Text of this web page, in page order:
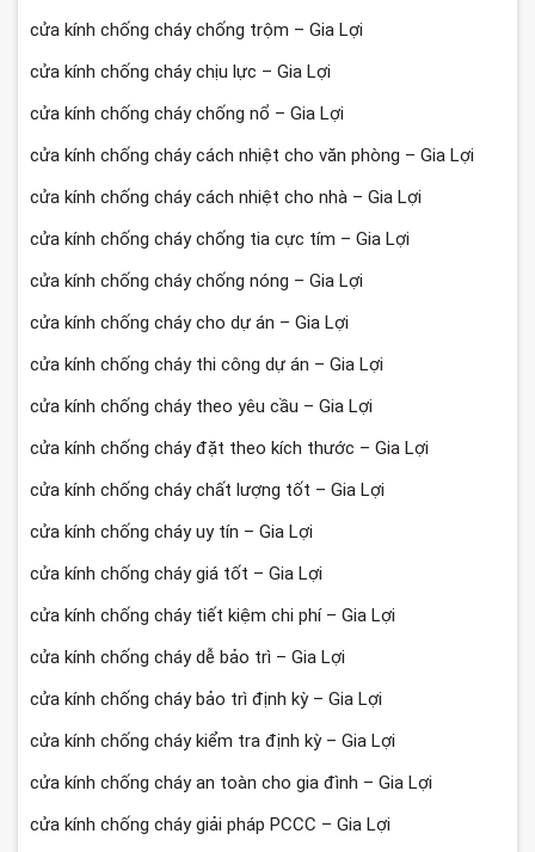
cửa kính chống cháy chống trộm – Gia Lợi
cửa kính chống cháy chịu lực – Gia Lợi
cửa kính chống cháy chống nổ – Gia Lợi
cửa kính chống cháy cách nhiệt cho văn phòng – Gia Lợi
cửa kính chống cháy cách nhiệt cho nhà – Gia Lợi
cửa kính chống cháy chống tia cực tím – Gia Lợi
cửa kính chống cháy chống nóng – Gia Lợi
cửa kính chống cháy cho dự án – Gia Lợi
cửa kính chống cháy thi công dự án – Gia Lợi
cửa kính chống cháy theo yêu cầu – Gia Lợi
cửa kính chống cháy đặt theo kích thước – Gia Lợi
cửa kính chống cháy chất lượng tốt – Gia Lợi
cửa kính chống cháy uy tín – Gia Lợi
cửa kính chống cháy giá tốt – Gia Lợi
cửa kính chống cháy tiết kiệm chi phí – Gia Lợi
cửa kính chống cháy dễ bảo trì – Gia Lợi
cửa kính chống cháy bảo trì định kỳ – Gia Lợi
cửa kính chống cháy kiểm tra định kỳ – Gia Lợi
cửa kính chống cháy an toàn cho gia đình – Gia Lợi
cửa kính chống cháy giải pháp PCCC – Gia Lợi